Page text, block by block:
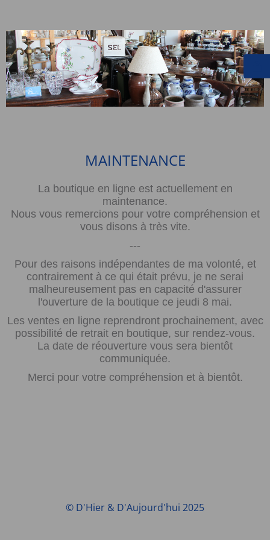
MAINTENANCE
La boutique en ligne est actuellement en
maintenance.
Nous vous remercions pour votre compréhension et
vous disons à très vite.
---
Pour des raisons indépendantes de ma volonté, et
contrairement à ce qui était prévu, je ne serai
malheureusement pas en capacité d'assurer
l'ouverture de la boutique ce jeudi 8 mai.
Les ventes en ligne reprendront prochainement, avec
possibilité de retrait en boutique, sur rendez-vous.
La date de réouverture vous sera bientôt
communiquée.
Merci pour votre compréhension et à bientôt.
© D'Hier & D'Aujourd'hui 2025